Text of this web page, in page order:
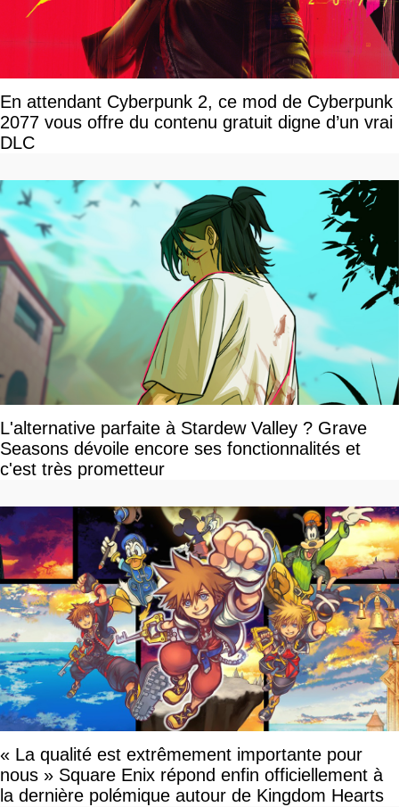
En attendant Cyberpunk 2, ce mod de Cyberpunk
2077 vous offre du contenu gratuit digne d’un vrai
DLC
L'alternative parfaite à Stardew Valley ? Grave
Seasons dévoile encore ses fonctionnalités et
c'est très prometteur
« La qualité est extrêmement importante pour
nous » Square Enix répond enfin officiellement à
la dernière polémique autour de Kingdom Hearts